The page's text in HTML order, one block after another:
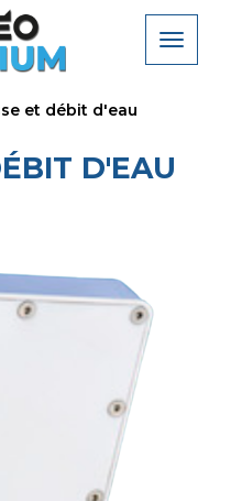
Toggle
et débit d'eau
D'EAU